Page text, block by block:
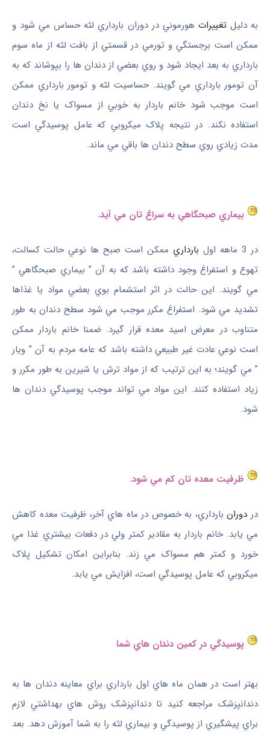
به دليل تغييرات هورموني در دوران بارداري لثه حساس مي‌ شود و
ممکن است برجستگي و تورمي در قسمتي از بافت لثه از ماه سوم
بارداري به بعد ايجاد شود و روي بعضي از دندان‌ ها را بپوشاند که به
آن تومور بارداري مي‌ گويند. حساسيت لثه و تومور بارداري ممکن
است موجب شود خانم باردار به خوبي از مسواک يا نخ دندان
استفاده نکند. در نتيجه پلاک ميکروبي که عامل پوسيدگي است
مدت زيادي روي سطح دندان‌ ها باقي مي ‌ماند.
بيماري صبحگاهي به سراغ ‌تان مي ‌آيد.
در 3 ماهه اول بارداري ممکن است صبح‌ ها نوعي حالت کسالت،
تهوع و استفراغ وجود داشته باشد که به آن ” بيماري صبحگاهي ”
مي ‌گويند. اين حالت در اثر استشمام بوي بعضي مواد يا غذاها
تشديد مي‌ شود. استفراغ مکرر موجب مي ‌شود سطح دندان به طور
متناوب در معرض اسيد معده قرار گيرد. ضمنا خانم باردار ممکن
است نوعي عادت غير طبيعي داشته باشد که عامه مردم به آن ” ويار
” مي ‌گويند؛ به اين ترتيب که از مواد ترش يا شيرين به طور مکرر و
زياد استفاده کنند. اين مواد مي ‌تواند موجب پوسيدگي دندان‌ ها
شود.
ظرفيت معده ‌تان کم مي ‌شود.
در دورانبارداري، به ‌خصوص در ماه ‌هاي آخر، ظرفيت معده کاهش
مي ‌يابد. خانم باردار به مقادير کمتر ولي در دفعات بيشتري غذا مي
‌خورد و کمتر هم مسواک مي ‌زند. بنابراين امکان تشکيل پلاک
ميکروبي که عامل پوسيدگي است، افزايش مي ‌يابد.
پوسيدگي در کمين دندان‌ هاي شما
بهتر است در همان ماه‌ هاي اول بارداري براي معاينه دندان‌ ها به
دندانپزشک مراجعه کنيد تا دندانپزشک روش‌ هاي بهداشتي لازم
براي پيشگيري از پوسيدگي و بيماري لثه را به شما آموزش دهد. بعد